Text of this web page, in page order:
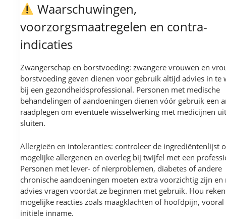
Waarschuwingen,
voorzorgsmaatregelen en contra-
indicaties
Zwangerschap en borstvoeding: zwangere vrouwen en
borstvoeding geven dienen voor gebruik altijd advies in te
bij een gezondheidsprofessional. Personen met medische
behandelingen of aandoeningen dienen vóór gebruik een
raadplegen om eventuele wisselwerking met medicijnen
sluiten.
Allergieën en intoleranties: controleer de ingrediëntenlijst
mogelijke allergenen en overleg bij twijfel met een
Personen met lever- of nierproblemen, diabetes of andere
chronische aandoeningen moeten extra voorzichtig zijn en
advies vragen voordat ze beginnen met gebruik. Hou
mogelijke reacties zoals maagklachten of hoofdpijn,
initiële inname.